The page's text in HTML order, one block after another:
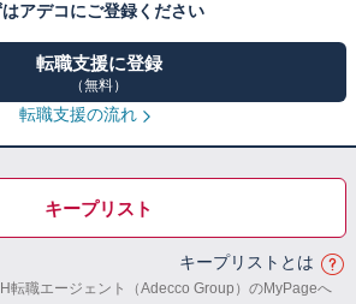
はアデコにご登録ください
転職支援に登録
（無料）
転職支援の流れ
キープリスト
キープリストとは
転職エージェント（Adecco Group）のMyPageへ